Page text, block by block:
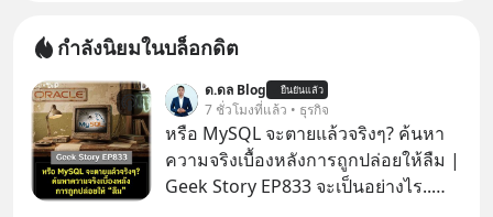
กำลังนิยมในบล็อกดิต
ด.ดล Blog ยืนยันแล้ว
7 ชั่วโมงที่แล้ว • ธุรกิจ
หรือ MySQL จะตายแล้วจริงๆ? ค้นหา
ความจริงเบื้องหลังการถูกปล่อยให้ลืม |
Geek Story EP833 จะเป็นอย่างไร..